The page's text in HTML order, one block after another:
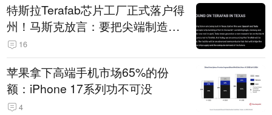
特斯拉Terafab芯片工厂正式落户得
州！马斯克放言：要把尖端制造带
回美国
16
苹果拿下高端手机市场65%的份
额：iPhone 17系列功不可没
4